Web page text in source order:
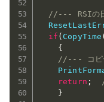
//--- RSIの日
if ( CopyTime (
{
//--- コピー
return ;
}